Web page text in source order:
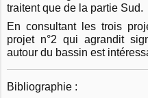
traitent que de la partie Sud.
En consultant les trois
projet n°2 qui agrandit
autour du bassin est
Bibliographie :